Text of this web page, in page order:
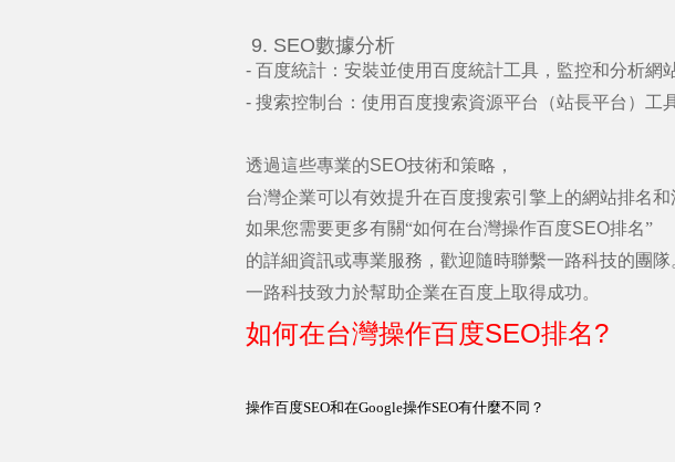
9. SEO數據分析
- 百度統計：安裝並使用百度統計工具，監控和分析網
- 搜索控制台：使用百度搜索資源平台（站長平台）工
透過這些專業的SEO技術和策略，
台灣企業可以有效提升在百度搜索引擎上的網站排名和
如果您需要更多有關“如何在台灣操作百度SEO排名”
的詳細資訊或專業服務，歡迎隨時聯繫一路科技的團隊
一路科技致力於幫助企業在百度上取得成功。
如何在台灣操作百度SEO排名?
操作百度SEO和在Google操作SEO有什麼不同？